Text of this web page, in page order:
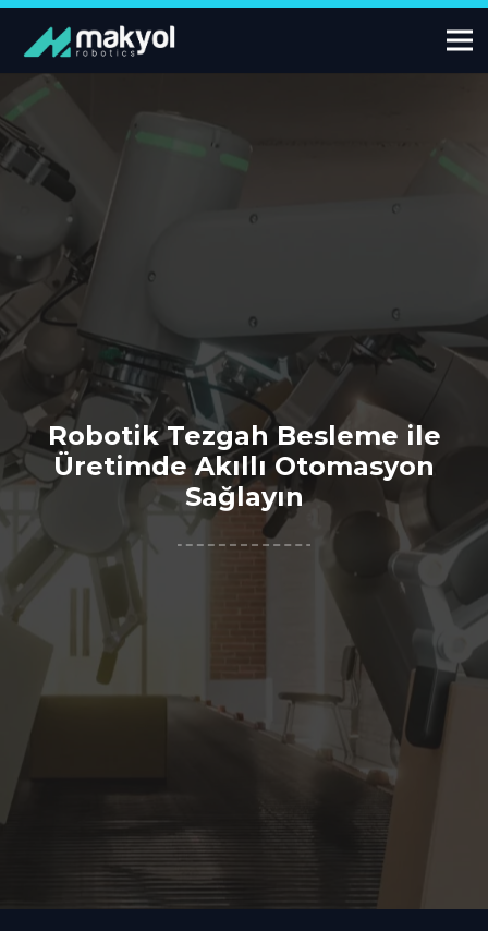
Robotik Tezgah Besleme ile
Üretimde Akıllı Otomasyon
Sağlayın